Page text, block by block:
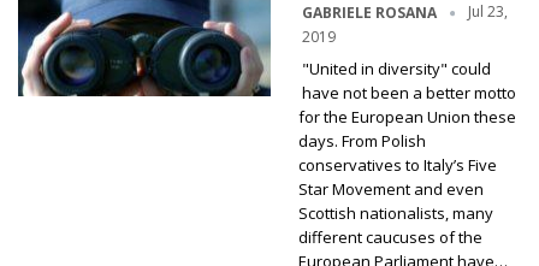
GABRIELE ROSANA
Jul 23,
2019
"United in diversity" could
have not been a better motto
for the European Union these
days. From Polish
conservatives to Italy’s Five
Star Movement and even
Scottish nationalists, many
different caucuses of the
European Parliament have…